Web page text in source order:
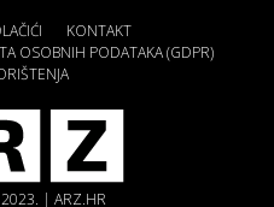
KONTAKT
OSOBNIH PODATAKA (GDPR)
| ARZ.HR